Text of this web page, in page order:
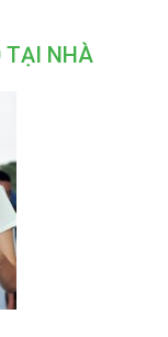
TẠI NHÀ